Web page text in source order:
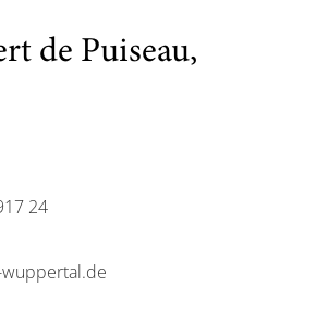
de Puiseau,
24